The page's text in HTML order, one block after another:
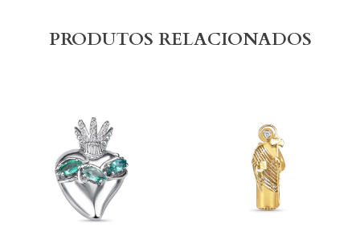
PRODUTOS RELACIONADOS